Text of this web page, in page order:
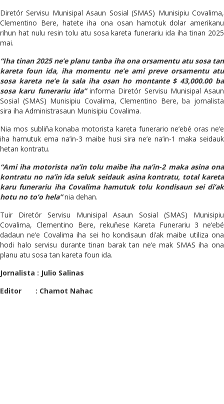
Diretór Servisu Munisipal Asaun Sosial (SMAS) Munisipiu Covalima,
Clementino Bere, hatete iha ona osan hamotuk dolar amerikanu
rihun hat nulu resin tolu atu sosa kareta funerariu ida iha tinan 2025
mai.
“Iha tinan 2025 ne’e planu tanba iha ona orsamentu atu sosa tan
kareta foun ida, iha momentu ne’e ami preve orsamentu atu
sosa kareta ne’e la sala iha osan ho montante $ 43,000.00 ba
sosa karu funerariu ida”informa Diretór Servisu Munisipal Asaun
Sosial (SMAS) Munisipiu Covalima, Clementino Bere, ba jornalista
sira iha Administrasaun Munisipiu Covalima.
Nia mos subliña konaba motorista kareta funerario ne’ebé oras ne’e
iha hamutuk ema na’in-3 maibe husi sira ne’e na’in-1 maka seidauk
hetan kontratu.
“Ami iha motorista na’in tolu maibe iha na’in-2 maka asina ona
kontratu no na’in ida seluk seidauk asina kontratu, total kareta
karu funerariu iha Covalima hamutuk tolu kondisaun sei di’ak
hotu no to’o hela”nia dehan.
Tuir Diretór Servisu Munisipal Asaun Sosial (SMAS) Munisipiu
Covalima, Clementino Bere, rekuñese Kareta Funerariu 3 ne’ebé
dadaun ne’e Covalima iha sei ho kondisaun di’ak maibe utiliza ona
hodi halo servisu durante tinan barak tan ne’e mak SMAS iha ona
planu atu sosa tan kareta foun ida.
Jornalista : Julio Salinas
Editor : Chamot Nahac